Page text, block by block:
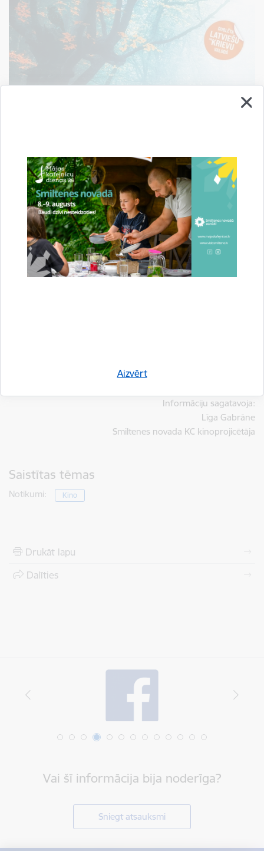
Aizvērt
Informāciju sagatavoja:
Līga Gabrāne
Smiltenes novada KC kinoprojicētāja
Saistītas tēmas
Notikumi: Kino
Drukāt lapu
Dalīties
Vai šī informācija bija noderīga?
Sniegt atsauksmi